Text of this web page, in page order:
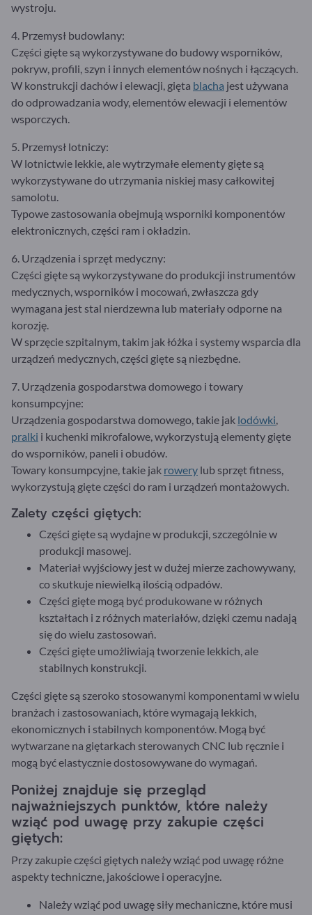
wystroju.
4. Przemysł budowlany:
Części gięte są wykorzystywane do budowy wsporników,
pokryw, profili, szyn i innych elementów nośnych i łączących.
W konstrukcji dachów i elewacji, gięta blacha jest używana
do odprowadzania wody, elementów elewacji i elementów
wsporczych.
5. Przemysł lotniczy:
W lotnictwie lekkie, ale wytrzymałe elementy gięte są
wykorzystywane do utrzymania niskiej masy całkowitej
samolotu.
Typowe zastosowania obejmują wsporniki komponentów
elektronicznych, części ram i okładzin.
6. Urządzenia i sprzęt medyczny:
Części gięte są wykorzystywane do produkcji instrumentów
medycznych, wsporników i mocowań, zwłaszcza gdy
wymagana jest stal nierdzewna lub materiały odporne na
korozję.
W sprzęcie szpitalnym, takim jak łóżka i systemy wsparcia dla
urządzeń medycznych, części gięte są niezbędne.
7. Urządzenia gospodarstwa domowego i towary
konsumpcyjne:
Urządzenia gospodarstwa domowego, takie jak lodówki,
pralki i kuchenki mikrofalowe, wykorzystują elementy gięte
do wsporników, paneli i obudów.
Towary konsumpcyjne, takie jak rowery lub sprzęt fitness,
wykorzystują gięte części do ram i urządzeń montażowych.
Zalety części giętych:
Części gięte są wydajne w produkcji, szczególnie w
produkcji masowej.
Materiał wyjściowy jest w dużej mierze zachowywany,
co skutkuje niewielką ilością odpadów.
Części gięte mogą być produkowane w różnych
kształtach i z różnych materiałów, dzięki czemu nadają
się do wielu zastosowań.
Części gięte umożliwiają tworzenie lekkich, ale
stabilnych konstrukcji.
Części gięte są szeroko stosowanymi komponentami w wielu
branżach i zastosowaniach, które wymagają lekkich,
ekonomicznych i stabilnych komponentów. Mogą być
wytwarzane na giętarkach sterowanych CNC lub ręcznie i
mogą być elastycznie dostosowywane do wymagań.
Poniżej znajduje się przegląd
najważniejszych punktów, które należy
wziąć pod uwagę przy zakupie części
giętych:
Przy zakupie części giętych należy wziąć pod uwagę różne
aspekty techniczne, jakościowe i operacyjne.
Należy wziąć pod uwagę siły mechaniczne, które musi